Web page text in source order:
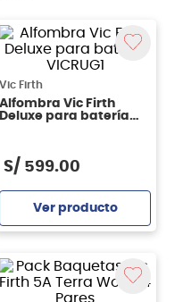
Vic Firth
Alfombra Vic Firth
Deluxe para batería
S/ 599.00
Ver producto